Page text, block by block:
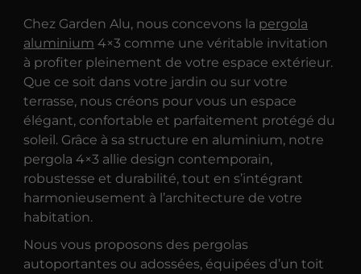
Chez Garden Alu, nous concevons la pergola
aluminium 4×3 comme une véritable invitation
à profiter pleinement de votre espace extérieur.
Que ce soit dans votre jardin ou sur votre
terrasse, nous créons pour vous un espace
élégant, confortable et parfaitement protégé du
soleil. Grâce à sa structure en aluminium, notre
pergola 4×3 allie design contemporain,
robustesse et durabilité, tout en s’intégrant
harmonieusement à l’architecture de votre
habitation.
Nous vous proposons des pergolas
autoportantes ou adossées, équipées d’un toit